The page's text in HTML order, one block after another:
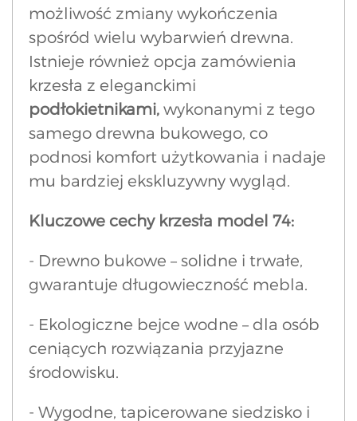
możliwość zmiany wykończenia
spośród wielu wybarwień drewna.
Istnieje również opcja zamówienia
krzesła z eleganckimi
podłokietnikami, wykonanymi z tego
samego drewna bukowego, co
podnosi komfort użytkowania i nadaje
mu bardziej ekskluzywny wygląd.
Kluczowe cechy krzesła model 74:
- Drewno bukowe – solidne i trwałe,
gwarantuje długowieczność mebla.
- Ekologiczne bejce wodne – dla osób
ceniących rozwiązania przyjazne
środowisku.
- Wygodne, tapicerowane siedzisko i